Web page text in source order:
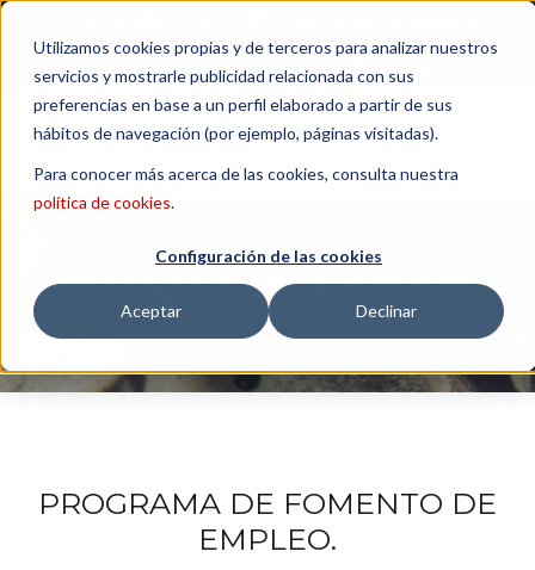
Utilizamos cookies propias y de terceros para analizar nuestros
servicios y mostrarle publicidad relacionada con sus
preferencias en base a un perfil elaborado a partir de sus
hábitos de navegación (por ejemplo, páginas visitadas).
Para conocer más acerca de las cookies, consulta nuestra
política de cookies.
Configuración de las cookies
Aceptar Declinar
Español Català
English
Italiano
THE ART OF BEING LEGAL
PROGRAMA DE FOMENTO DE
EMPLEO.